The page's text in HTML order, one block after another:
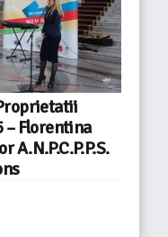
– Florentina
A.N.P.C.P.P.S.